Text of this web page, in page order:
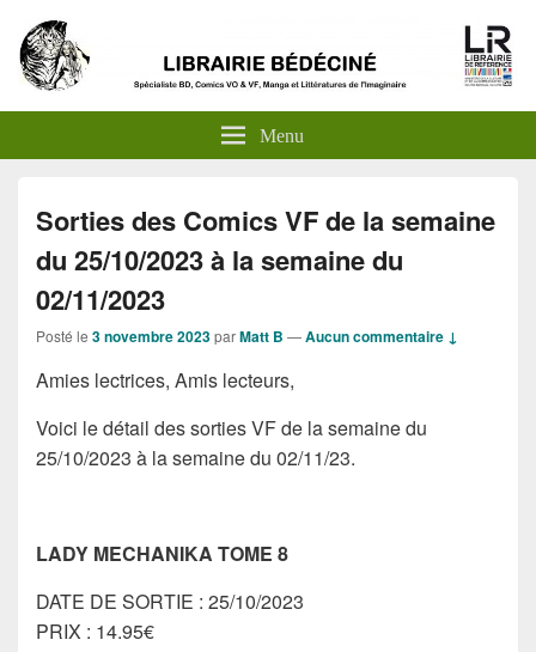
Menu
Sorties des Comics VF de la semaine
du 25/10/2023 à la semaine du
02/11/2023
Posté le 3 novembre 2023parMatt B —Aucun commentaire ↓
Amies lectrices, Amis lecteurs,
Voici le détail des sorties VF de la semaine du
25/10/2023 à la semaine du 02/11/23.
LADY MECHANIKA TOME 8
DATE DE SORTIE : 25/10/2023
PRIX : 14.95€